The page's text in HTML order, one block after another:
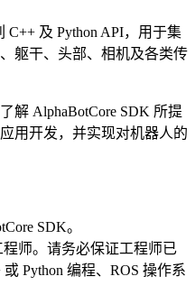
C++ 及 Python API，用于集
躯干、头部、相机及各类传
解 AlphaBotCore SDK 所提
用开发，并实现对机器人的
SDK。
师。请务必保证工程师已
Python 编程、ROS 操作系